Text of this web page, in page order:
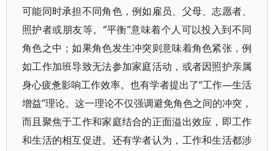
可能同时承担不同角色，例如雇员、父母、志愿者、
照护者或朋友等。“平衡”意味着个人可以投入到不同
角色之中；如果角色发生冲突则意味着角色紧张，例
如工作加班导致无法参加家庭活动，或者因照护亲属
身心疲惫影响工作效率。也有学者提出了“工作—生活
增益”理论。这一理论不仅强调避免角色之间的冲突，
而且聚焦于工作和家庭结合的正面溢出效应，即工作
和生活的相互促进。还有学者认为，工作和生活都涉